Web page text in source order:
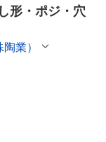
形・ポジ・穴
業）